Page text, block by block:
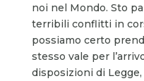
noi nel Mondo. Sto
terribili conflitti in
possiamo certo
stesso vale per
disposizioni di